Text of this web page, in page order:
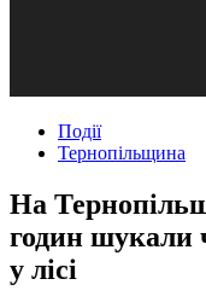
Події
Тернопільщина
На
годин шукали
у лісі